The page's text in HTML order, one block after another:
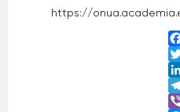
https://